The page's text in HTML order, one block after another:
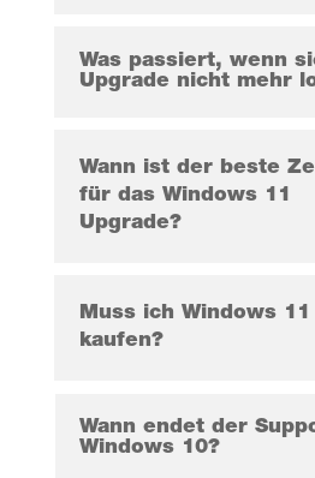
Wann endet der
Win­dows 10?
Was pas­siert, wenn
Upgrade nicht mehr
Wann ist der bes­te
für das Win­dows 11
Upgrade?
Muss ich Win­dows
kaufen?